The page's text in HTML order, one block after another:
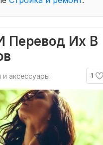
Перевод Их В
1
аксессуары